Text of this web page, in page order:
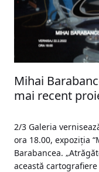
Mihai
mai recent
2/3 Galeria
ora 18.00, expoziția
Barabancea.
această